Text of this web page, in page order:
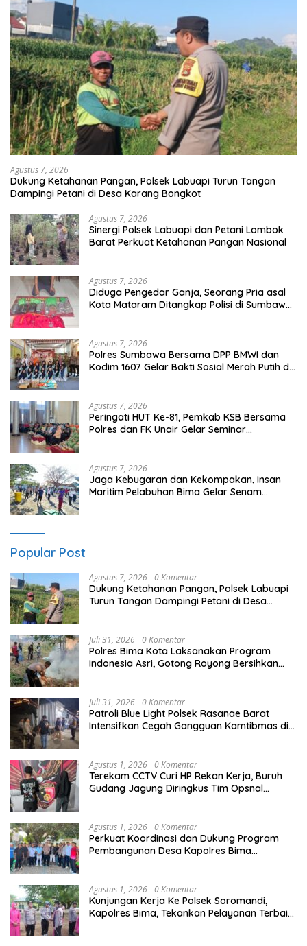
Agustus 7, 2026
Dukung Ketahanan Pangan, Polsek Labuapi Turun Tangan
Dampingi Petani di Desa Karang Bongkot
Agustus 7, 2026
Sinergi Polsek Labuapi dan Petani Lombok
Barat Perkuat Ketahanan Pangan Nasional
Agustus 7, 2026
Diduga Pengedar Ganja, Seorang Pria asal
Kota Mataram Ditangkap Polisi di Sumbawa
Agustus 7, 2026
Polres Sumbawa Bersama DPP BMWI dan
Kodim 1607 Gelar Bakti Sosial Merah Putih di
Agustus 7, 2026
Peringati HUT Ke-81, Pemkab KSB Bersama
Polres dan FK Unair Gelar Seminar
Agustus 7, 2026
Jaga Kebugaran dan Kekompakan, Insan
Maritim Pelabuhan Bima Gelar Senam
Popular Post
Agustus 7, 2026 0 Komentar
Dukung Ketahanan Pangan, Polsek Labuapi
Turun Tangan Dampingi Petani di Desa
Juli 31, 2026 0 Komentar
Polres Bima Kota Laksanakan Program
Indonesia Asri, Gotong Royong Bersihkan
Juli 31, 2026 0 Komentar
Patroli Blue Light Polsek Rasanae Barat
Intensifkan Cegah Gangguan Kamtibmas di
Agustus 1, 2026 0 Komentar
Terekam CCTV Curi HP Rekan Kerja, Buruh
Gudang Jagung Diringkus Tim Opsnal
Agustus 1, 2026 0 Komentar
Perkuat Koordinasi dan Dukung Program
Pembangunan Desa Kapolres Bima
Agustus 1, 2026 0 Komentar
Kunjungan Kerja Ke Polsek Soromandi,
Kapolres Bima, Tekankan Pelayanan Terbaik